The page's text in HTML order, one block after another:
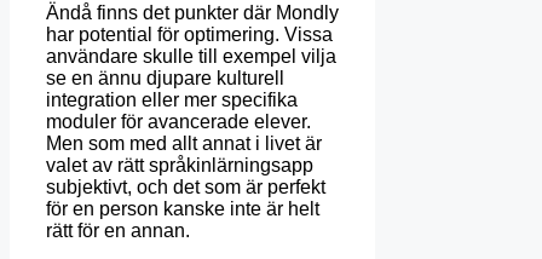
Ändå finns det punkter där Mondly
har potential för optimering. Vissa
användare skulle till exempel vilja
se en ännu djupare kulturell
integration eller mer specifika
moduler för avancerade elever.
Men som med allt annat i livet är
valet av rätt språkinlärningsapp
subjektivt, och det som är perfekt
för en person kanske inte är helt
rätt för en annan.